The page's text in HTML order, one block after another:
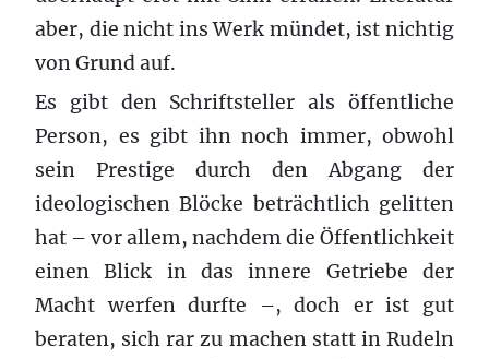
aber, die nicht ins Werk mündet, ist nichtig
von Grund auf.
Es gibt den Schriftsteller als öffentliche
Person, es gibt ihn noch immer, obwohl
sein Prestige durch den Abgang der
ideologischen Blöcke beträchtlich gelitten
hat – vor allem, nachdem die Öffentlichkeit
einen Blick in das innere Getriebe der
Macht werfen durfte –, doch er ist gut
beraten, sich rar zu machen statt in Rudeln